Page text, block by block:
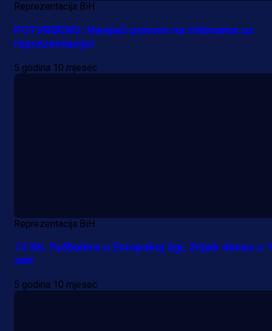
Reprezentacija BiH
POTVRĐENO: Navijači ponovo na tribinama uz
reprezentaciju!
5 godina 10 mjesec
Reprezentacija BiH
12 bh. fudbalera u Evropskoj ligi, žrijeb danas u
sati
5 godina 10 mjesec